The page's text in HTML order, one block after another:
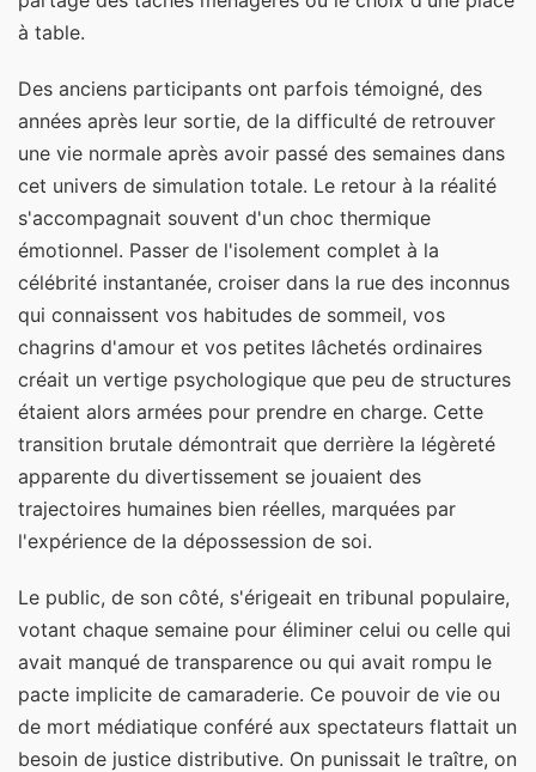
à table.
Des anciens participants ont parfois témoigné, des
années après leur sortie, de la difficulté de retrouver
une vie normale après avoir passé des semaines dans
cet univers de simulation totale. Le retour à la réalité
s'accompagnait souvent d'un choc thermique
émotionnel. Passer de l'isolement complet à la
célébrité instantanée, croiser dans la rue des inconnus
qui connaissent vos habitudes de sommeil, vos
chagrins d'amour et vos petites lâchetés ordinaires
créait un vertige psychologique que peu de structures
étaient alors armées pour prendre en charge. Cette
transition brutale démontrait que derrière la légèreté
apparente du divertissement se jouaient des
trajectoires humaines bien réelles, marquées par
l'expérience de la dépossession de soi.
Le public, de son côté, s'érigeait en tribunal populaire,
votant chaque semaine pour éliminer celui ou celle qui
avait manqué de transparence ou qui avait rompu le
pacte implicite de camaraderie. Ce pouvoir de vie ou
de mort médiatique conféré aux spectateurs flattait un
besoin de justice distributive. On punissait le traître, on